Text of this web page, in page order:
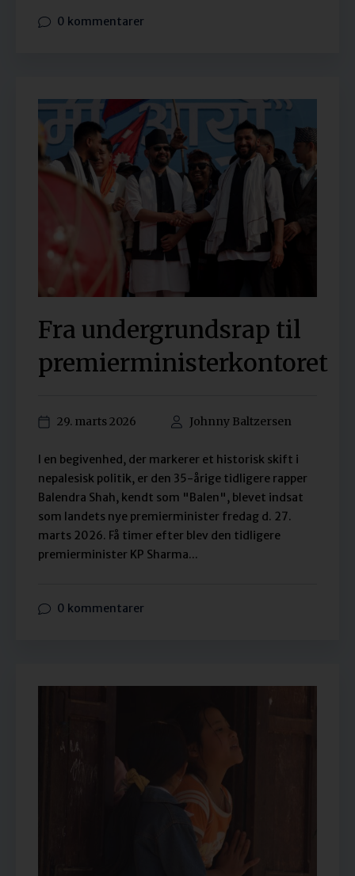
0 kommentarer
Fra undergrundsrap til
premierministerkontoret
29. marts 2026 Johnny Baltzersen
I en begivenhed, der markerer et historisk skift i
nepalesisk politik, er den 35-årige tidligere rapper
Balendra Shah, kendt som "Balen", blevet indsat
som landets nye premierminister fredag d. 27.
marts 2026. Få timer efter blev den tidligere
premierminister KP Sharma...
0 kommentarer